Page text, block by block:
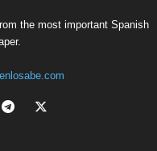
the most important Spanish